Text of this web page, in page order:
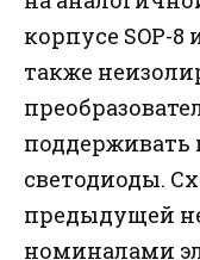
корпусе SOP-8
также
поддерживать
светодиоды.
предыдущей
номиналами